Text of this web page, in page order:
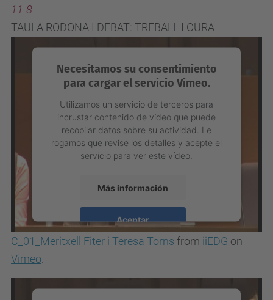
11-8
TAULA RODONA I DEBAT: TREBALL I CURA
Necesitamos su consentimiento
para cargar el servicio Vimeo.
Utilizamos un servicio de terceros para
incrustar contenido de vídeo que puede
recopilar datos sobre su actividad. Le
rogamos que revise los detalles y acepte el
servicio para ver este vídeo.
Más información
Aceptar
powered by Usercentrics Consent
C_01_Meritxell Fiter i Teresa Torns from iiEDG on
Vimeo